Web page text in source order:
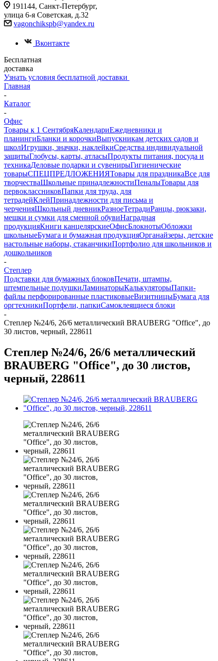
191144, Санкт-Петербург,
улица 6-я Советская, д.32
vagonchikspb@yandex.ru
Вконтакте
Бесплатная
доставка
Узнать условия бесплатной доставки
Главная
-
Каталог
-
Офис
Товары к 1 СентябряКалендариЕжедневники и
планингиБланки и корочкиВыпускникам детских садов и
школИгрушки, значки, наклейкиСредства индивидуальной
защитыГлобусы, карты, атласыПродукты питания, посуда и
техникаДеловые подарки и сувенирыГигиенические
товарыСПЕЦПРЕДЛОЖЕНИЯТовары для праздникаВсе для
творчестваШкольные принадлежностиПеналыТовары для
первоклассниковПапки для труда, для
тетрадейКлейПринадлежности для письма и
черченияШкольный дневникРазноеТетрадиРанцы, рюкзаки,
мешки и сумки для сменной обувиНаградная
продукцияКниги канцелярскиеОфисБлокнотыОбложки
школьныеБумага и бумажная продукцияОрганайзеры, детские
настольные наборы, стаканчикиПортфолио для школьников и
дошкольников
-
Степлер
Подставки для бумажных блоковПечати, штампы,
штемпельные подушкиЛаминаторыКалькуляторыПапки-
файлы перфорированные пластиковыеВизитницыБумага для
оргтехникиПортфели, папкиСамоклеящиеся блоки
-
Степлер №24/6, 26/6 металлический BRAUBERG "Office", до
30 листов, черный, 228611
Степлер №24/6, 26/6 металлический
BRAUBERG "Office", до 30 листов,
черный, 228611